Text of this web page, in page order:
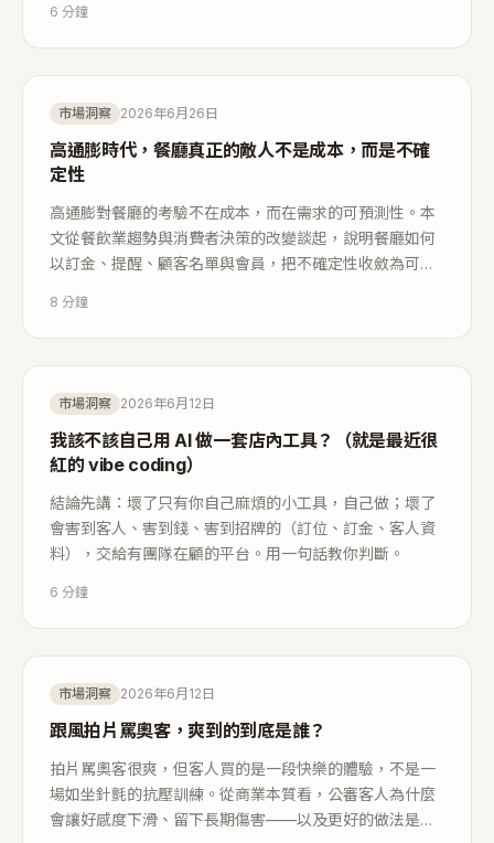
6 分鐘
市場洞察 2026年6月26日
高通膨時代，餐廳真正的敵人不是成本，而是不確
定性
高通膨對餐廳的考驗不在成本，而在需求的可預測性。本
文從餐飲業趨勢與消費者決策的改變談起，說明餐廳如何
以訂金、提醒、顧客名單與會員，把不確定性收斂為可管
Eatsy 為獨立餐廳而生，用量計費、每筆 NT$3 起、無月
費。
8 分鐘
市場洞察 2026年6月12日
我該不該自己用 AI 做一套店內工具？（就是最近很
紅的 vibe coding）
結論先講：壞了只有你自己麻煩的小工具，自己做；壞了
會害到客人、害到錢、害到招牌的（訂位、訂金、客人資
料），交給有團隊在顧的平台。用一句話教你判斷。
6 分鐘
市場洞察 2026年6月12日
跟風拍片罵奧客，爽到的到底是誰？
拍片罵奧客很爽，但客人買的是一段快樂的體驗，不是一
場如坐針氈的抗壓訓練。從商業本質看，公審客人為什麼
會讓好感度下滑、留下長期傷害——以及更好的做法是什